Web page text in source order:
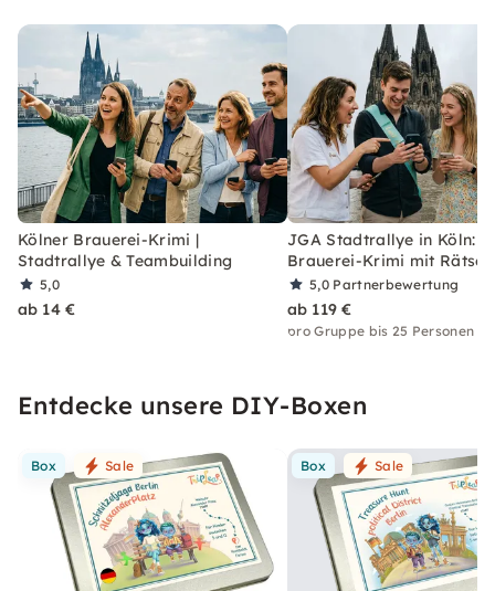
Kölner Brauerei-Krimi |
Stadtrallye & Teambuilding
5,0
ab 14 €
JGA Stadtrallye in Köln:
Brauerei-Krimi mit
5,0 Partnerbewertung
ab 119 €
pro Gruppe bis 25 Personen
Entdecke unsere DIY-Boxen
Box Sale Box Sale